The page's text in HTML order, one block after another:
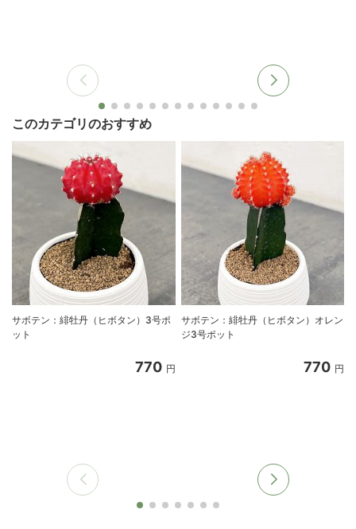
このカテゴリのおすすめ
サボテン：緋牡丹（ヒボタン）3号ポ
ット
770 円
サボテン：緋牡丹（ヒボタン）オレン
ジ3号ポット
770 円